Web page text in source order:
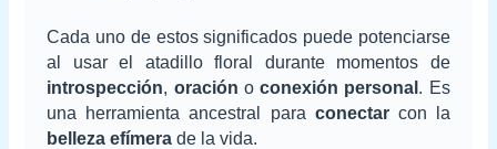
Cada uno de estos significados puede potenciarse
al usar el atadillo floral durante momentos de
introspección, oración oconexión personal . Es
una herramienta ancestral para conectarcon la
belleza efímera de la vida.